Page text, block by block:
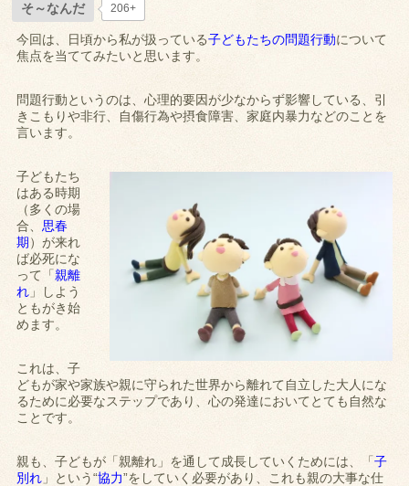
そ～なんだ 206+
今回は、日頃から私が扱っている子どもたちの問題行動について
焦点を当ててみたいと思います。
問題行動というのは、心理的要因が少なからず影響している、引
きこもりや非行、自傷行為や摂食障害、家庭内暴力などのことを
言います。
子どもたち
はある時期
（多くの場
合、 思春
期）が来れ
ば必死にな
って「親離
れ 」しよう
ともがき始
めます。
これは、子
どもが家や家族や親に守られた世界から離れて自立した大人にな
るために必要なステップであり、心の発達においてとても自然な
ことです。
親も、子どもが「親離れ」を通して成長していくためには、「子
別れ 」という“協力”をしていく必要があり、これも親の大事な仕